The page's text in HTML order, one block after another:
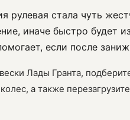
рулевая стала чуть
иначе быстро будет
если после
Лады Гранта,
а также